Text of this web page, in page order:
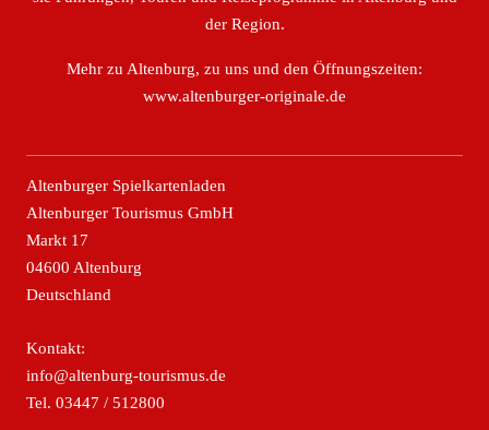
der Region.
Mehr zu Altenburg, zu uns und den Öffnungszeiten:
www.altenburger-originale.de
Altenburger Spielkartenladen
Altenburger Tourismus GmbH
Markt 17
04600 Altenburg
Deutschland
Kontakt:
info@altenburg-tourismus.de
Tel. 03447 / 512800